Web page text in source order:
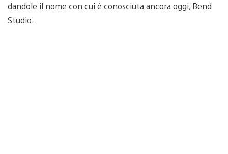
dandole il nome con cui è conosciuta ancora oggi, Bend
Studio.